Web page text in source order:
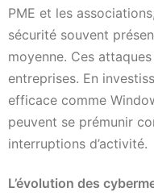
PME et les
sécurité souvent
moyenne. Ces
entreprises. En
efficace comme
peuvent se prémunir
interruptions d’activité.
L’évolution des